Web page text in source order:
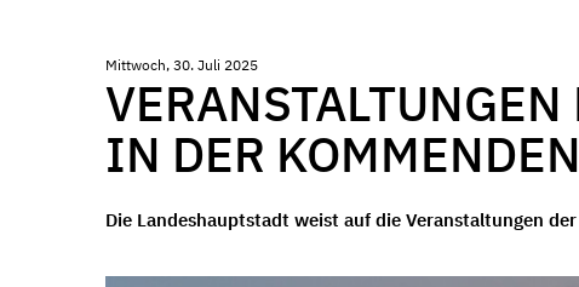
Mittwoch, 30. Juli 2025
IN DER
Die Landeshauptstadt weist auf die Veranstaltungen